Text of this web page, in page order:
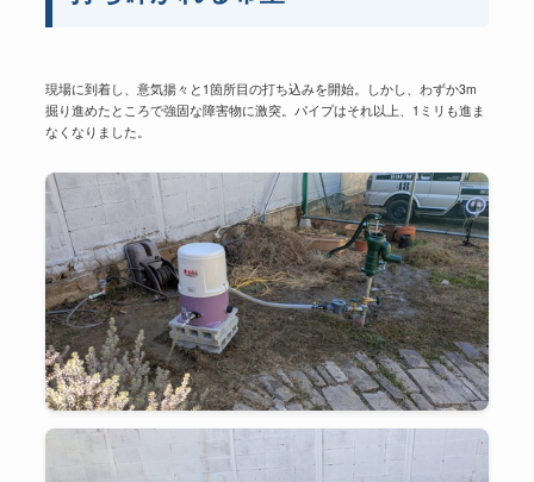
現場に到着し、意気揚々と1箇所目の打ち込みを開始。しかし、わずか3m
掘り進めたところで強固な障害物に激突。パイプはそれ以上、1ミリも進ま
なくなりました。